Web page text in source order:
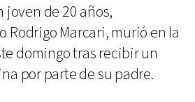
joven de 20 años,
Rodrigo Marcari, murió en la
domingo tras recibir un
por parte de su padre.